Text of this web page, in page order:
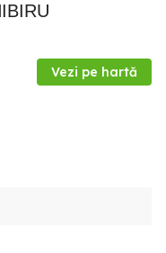
Vezi pe hartă